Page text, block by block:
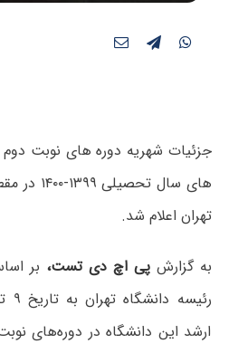
جزئیات شهریه دوره های نوبت
های سال
تهران اعلام شد.
به گزارشپی اچ دی تست،
ارشد این دانشگاه در دوره‌های